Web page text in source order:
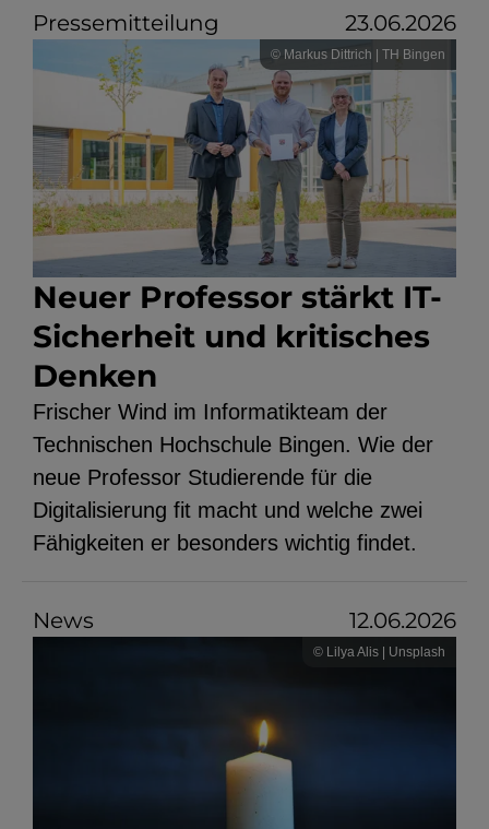
Pressemitteilung 23.06.2026
© Markus Dittrich | TH Bingen
Neuer Professor stärkt IT-
Sicherheit und kritisches
Denken
Frischer Wind im Informatikteam der
Technischen Hochschule Bingen. Wie der
neue Professor Studierende für die
Digitalisierung fit macht und welche zwei
Fähigkeiten er besonders wichtig findet.
News 12.06.2026
© Lilya Alis | Unsplash